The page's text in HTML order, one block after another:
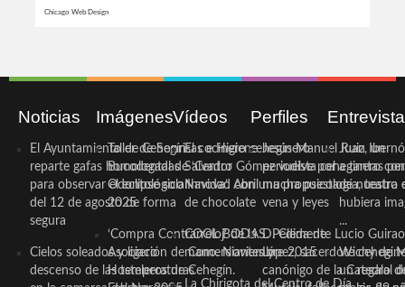
Chicago Web Design
Noticias
El Ayuntamiento de Cehegín
reparte gafas homologadas
para observar el eclipse solar
del 12 de agosto de forma
segura
Cielos soleados y ligero
descenso de las temperaturas
Imágenes
Taller de Sonrisas e Higiene
Bucodental de ‘Centro
Odontológico Innova’. Abril
2025
‘Compra Contrarreloj’ de la
Asociación de Comerciantes y
Hosteleros de Cehegín.
Vídeos
El cocinero ceheginero
Salvador Gómez vuelve por
Navidad con una propuesta
de chocolate
COOL BODAS. Pedida de
mano. Noviembre 2015
La Chirigota del Centro de Día
Perfiles
Jesús Manuel Ruiz, un
periodista ceheginero con
mucha psicología, teatro
vena y leyes
D. Clemente Lucio Guirao
López, sacerdote
canónigo de la Catedral
Juan
a tantas
de nuestra
hubiera
...
Wichy de
un regalo